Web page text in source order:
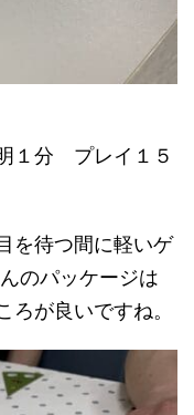
１分 プレイ１５
を待つ間に軽いゲ
のパッケージは
が良いですね。